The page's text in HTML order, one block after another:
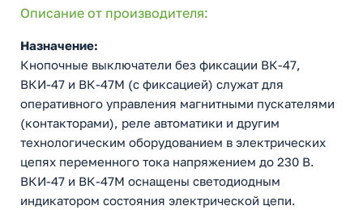
Описание от производителя:
Назначение:
Кнопочные выключатели без фиксации ВК-47,
ВКИ-47 и ВК-47М (с фиксацией) служат для
оперативного управления магнитными пускателями
(контакторами), реле автоматики и другим
технологическим оборудованием в электрических
цепях переменного тока напряжением до 230 В.
ВКИ-47 и ВК-47М оснащены светодиодным
индикатором состояния электрической цепи.